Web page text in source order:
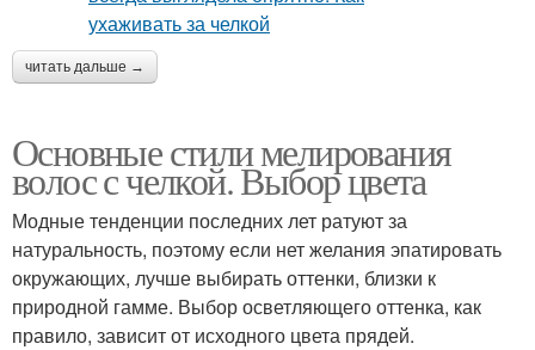
читать дальше →
Основные стили мелирования
волос с челкой. Выбор цвета
Модные тенденции последних лет ратуют за
натуральность, поэтому если нет желания эпатировать
окружающих, лучше выбирать оттенки, близки к
природной гамме. Выбор осветляющего оттенка, как
правило, зависит от исходного цвета прядей.